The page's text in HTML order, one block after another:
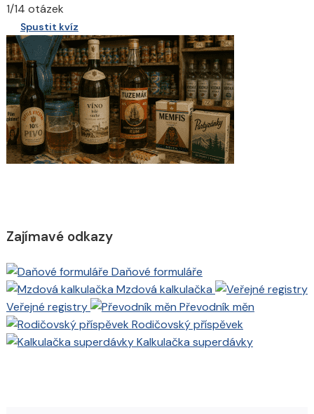
1/14 otázek
Spustit kvíz
Zajímavé odkazy
Daňové formuláře
Mzdová kalkulačka
Veřejné registry
Převodník měn
Rodičovský příspěvek
Kalkulačka superdávky